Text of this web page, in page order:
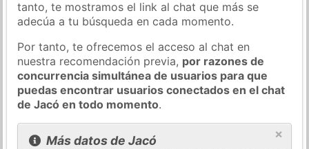
tanto, te mostramos el link al chat que más se
adecúa a tu búsqueda en cada momento.
Por tanto, te ofrecemos el acceso al chat en
nuestra recomendación previa, por razones de
concurrencia simultánea de usuarios para que
puedas encontrar usuarios conectados en el chat
de Jacó en todo momento.
×
Más datos de Jacó